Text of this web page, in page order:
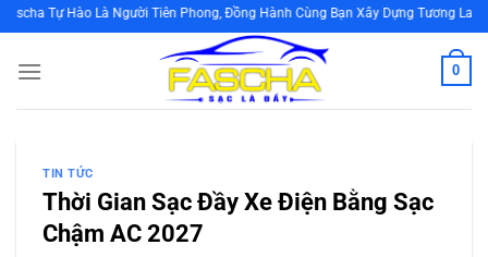
Bỏ
qua
nội
Là Người Tiên Phong, Đồng Hành Cùng Bạn Xây Dựng Tương Lai Bền Vững
0
TIN TỨC
Thời Gian Sạc Đầy Xe Điện Bằng Sạc
Chậm AC 2027